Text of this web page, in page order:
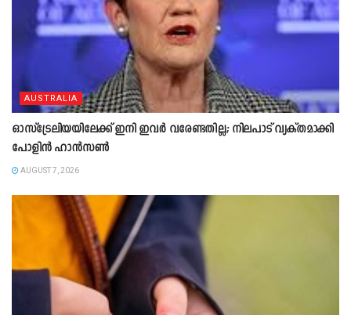
AUSTRALIA
ഓസ്‌ട്രേലിയയിലേക്ക് ഇനി ഇവർ വരേണ്ടതില്ല; നിലപാട് വ്യക്തമാക്കി
പോളിൻ ഹാൻസൺ
AUGUST 7, 2026